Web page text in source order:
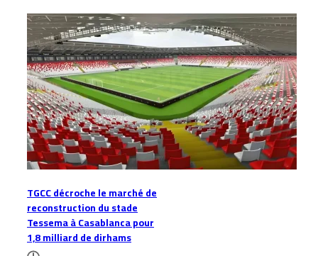
TGCC décroche le marché de
reconstruction du stade
Tessema à Casablanca pour
1,8 milliard de dirhams